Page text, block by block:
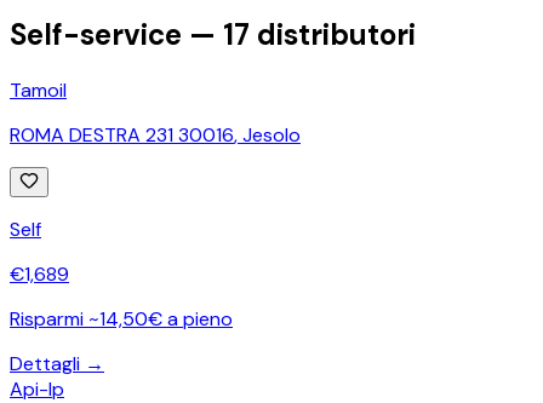
Self-service — 17 distributori
Tamoil
ROMA DESTRA 231 30016,Jesolo
Self
€1,689
Risparmi ~14,50€ a pieno
Dettagli →
Api-Ip